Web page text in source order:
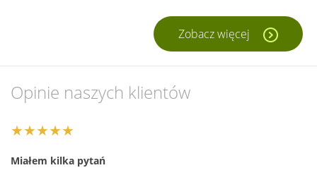
Zobacz więcej
Opinie naszych klientów
★★★★★
Miałem kilka pytań